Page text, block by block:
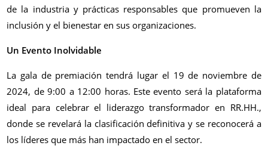
de la industria y prácticas responsables que promueven la
inclusión y el bienestar en sus organizaciones.
Un Evento Inolvidable
La gala de premiación tendrá lugar el 19 de noviembre de
2024, de 9:00 a 12:00 horas. Este evento será la plataforma
ideal para celebrar el liderazgo transformador en RR.HH.,
donde se revelará la clasificación definitiva y se reconocerá a
los líderes que más han impactado en el sector.